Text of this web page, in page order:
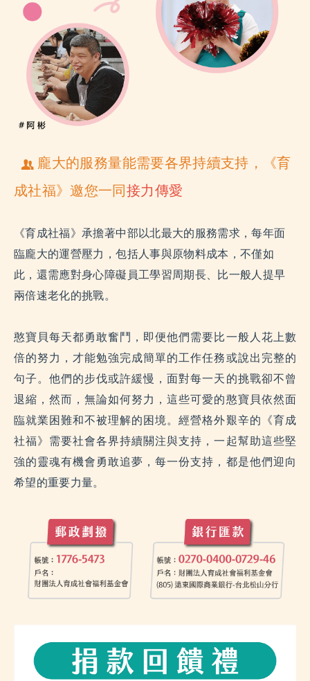
龐大的服務量能需要各界持續支持，《育
成社福》邀您一同接力傳愛
《育成社福》承擔著中部以北最大的服務需求，每年面
臨龐大的運營壓力，包括人事與原物料成本，不僅如
此，還需應對身心障礙員工學習周期長、比一般人提早
兩倍速老化的挑戰。
憨寶貝每天都勇敢奮鬥，即便他們需要比一般人花上數
倍的努力，才能勉強完成簡單的工作任務或說出完整的
句子。他們的步伐或許緩慢，面對每一天的挑戰卻不曾
退縮，然而，無論如何努力，這些可愛的憨寶貝依然面
臨就業困難和不被理解的困境。經營格外艱辛的《育成
社福》需要社會各界持續關注與支持，一起幫助這些堅
強的靈魂有機會勇敢追夢，每一份支持，都是他們迎向
希望的重要力量。